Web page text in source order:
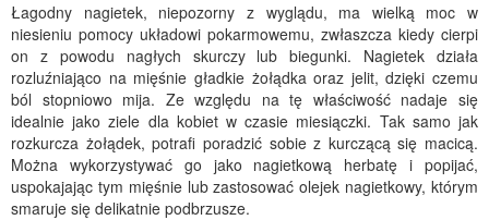
Łagodny nagietek, niepozorny z wyglądu, ma wielką moc w
niesieniu pomocy układowi pokarmowemu, zwłaszcza kiedy cierpi
on z powodu nagłych skurczy lub biegunki. Nagietek działa
rozluźniająco na mięśnie gładkie żołądka oraz jelit, dzięki czemu
ból stopniowo mija. Ze względu na tę właściwość nadaje się
idealnie jako ziele dla kobiet w czasie miesiączki. Tak samo jak
rozkurcza żołądek, potrafi poradzić sobie z kurczącą się macicą.
Można wykorzystywać go jako nagietkową herbatę i popijać,
uspokajając tym mięśnie lub zastosować olejek nagietkowy, którym
smaruje się delikatnie podbrzusze.